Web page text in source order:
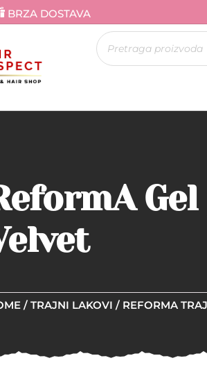
BRZA DOSTAVA
Products
search
/ TRAJNI LAKOVI / REFORMA